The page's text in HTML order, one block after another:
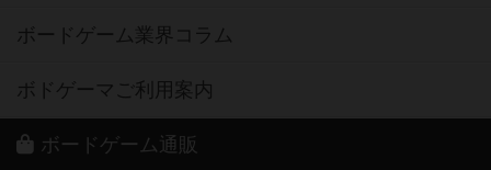
ボードゲーム業界コラム
ボドゲーマご利用案内
ボードゲーム通販